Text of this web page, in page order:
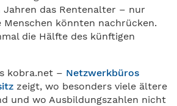
Jahren das Rentenalter – nur
Menschen könnten nachrücken.
die Hälfte des künftigen
kobra.net – Netzwerkbüros
zeigt, wo besonders viele ältere
und wo Ausbildungszahlen nicht